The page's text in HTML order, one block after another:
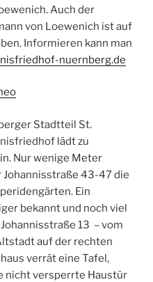
Auch der
von Loewenich ist auf
Informieren kann man
nuernberg.de
Stadtteil St.
lädt zu
Nur wenige Meter
43-47 die
Ein
bekannt und noch viel
13 – vom
auf der rechten
verrät eine Tafel,
nicht versperrte Haustür